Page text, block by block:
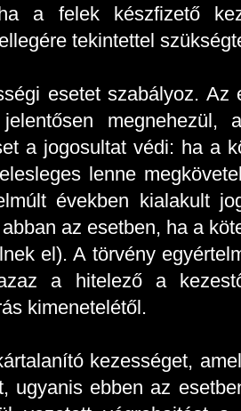
a felek készfizető
tekintettel
esetet szabályoz.
megnehezül,
a jogosultat védi: ha a
lenne
években kialakult
az esetben, ha a
el). A törvény
a hitelező a
kimenetelétől.
kezességet,
ugyanis ebben az